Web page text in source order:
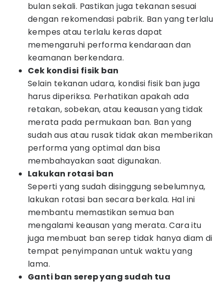
bulan sekali. Pastikan juga tekanan sesuai
dengan rekomendasi pabrik. Ban yang terlalu
kempes atau terlalu keras dapat
memengaruhi performa kendaraan dan
keamanan berkendara.
Cek kondisi fisik ban
Selain tekanan udara, kondisi fisik ban juga
harus diperiksa. Perhatikan apakah ada
retakan, sobekan, atau keausan yang tidak
merata pada permukaan ban. Ban yang
sudah aus atau rusak tidak akan memberikan
performa yang optimal dan bisa
membahayakan saat digunakan.
Lakukan rotasi ban
Seperti yang sudah disinggung sebelumnya,
lakukan rotasi ban secara berkala. Hal ini
membantu memastikan semua ban
mengalami keausan yang merata. Cara itu
juga membuat ban serep tidak hanya diam di
tempat penyimpanan untuk waktu yang
lama.
Ganti ban serep yang sudah tua